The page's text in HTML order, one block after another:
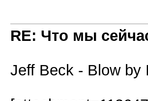
RE: Что мы
Jeff Beck - Blow by